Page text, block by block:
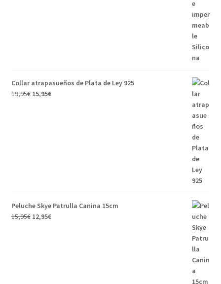
Collar atrapasueños de Plata de Ley 925
19,95€ 15,95€
Peluche Skye Patrulla Canina 15cm
15,95€ 12,95€